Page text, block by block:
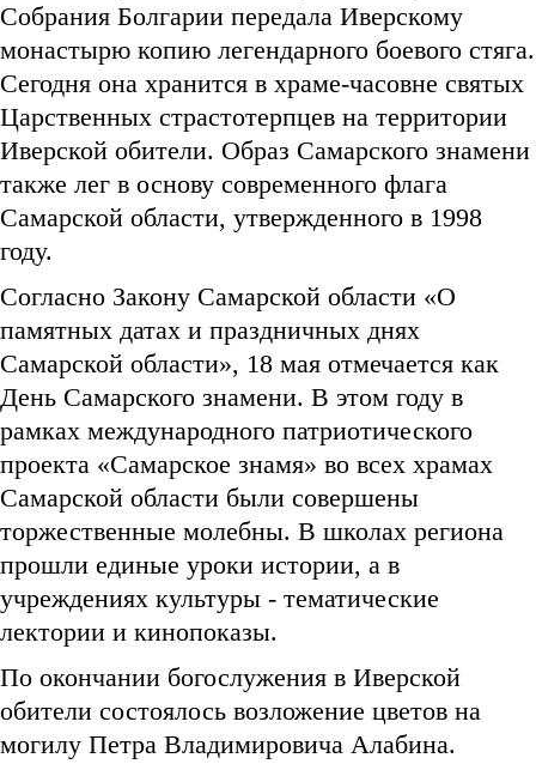
Собрания Болгарии передала Иверскому
монастырю копию легендарного боевого стяга.
Сегодня она хранится в храме-часовне святых
Царственных страстотерпцев на территории
Иверской обители. Образ Самарского знамени
также лег в основу современного флага
Самарской области, утвержденного в 1998
году.
Согласно Закону Самарской области «О
памятных датах и праздничных днях
Самарской области», 18 мая отмечается как
День Самарского знамени. В этом году в
рамках международного патриотического
проекта «Самарское знамя» во всех храмах
Самарской области были совершены
торжественные молебны. В школах региона
прошли единые уроки истории, а в
учреждениях культуры - тематические
лектории и кинопоказы.
По окончании богослужения в Иверской
обители состоялось возложение цветов на
могилу Петра Владимировича Алабина.